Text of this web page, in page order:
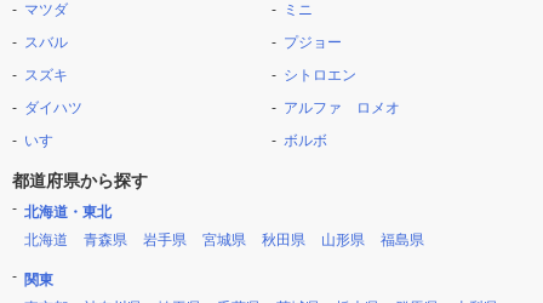
マツダ
スバル
スズキ
ダイハツ
いすゞ
ミニ
プジョー
シトロエン
アルファ ロメオ
ボルボ
都道府県から探す
北海道・東北
北海道
青森県 岩手県 宮城県 秋田県 山形県 福島県
関東